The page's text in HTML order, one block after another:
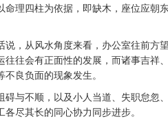
理四柱为依据，即缺木，座位应朝
，从风水角度来看，办公室往前方
往会有正面性的发展，而诸事吉祥
良负面的现象发生。
与不顺，以及小人当道、失职怠忽
尽其长的同心协力同步进步。